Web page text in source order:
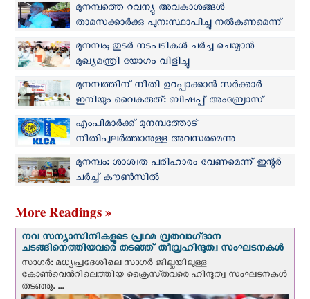
മുനമ്പത്തെ റവന്യു അവകാശങ്ങൾ
താമസക്കാർക്കു പുനഃസ്ഥാപിച്ചു നൽകണമെന്ന്
കോട്ടയം അതിരൂപത
മുനമ്പം; തുടർ നടപടികൾ ചർച്ച ചെയ്യാൻ
മുഖ്യമന്ത്രി യോഗം വിളിച്ചു
മുനമ്പത്തിന് നീതി ഉറപ്പാക്കാന്‍ സര്‍ക്കാര്‍
ഇനിയും വൈകരുത്: ബിഷപ്പ് അംബ്രോസ്
പുത്തൻവീട്ടിൽ
എംപിമാർക്ക് മുനമ്പത്തോട്
നീതിപുലർത്താനുള്ള അവസരമെന്നു
കെഎൽസിഎ
മുനമ്പം: ശാശ്വത പരിഹാരം വേണമെന്ന് ഇന്റർ
ചർച്ച് കൗൺസിൽ
More Readings »
നവ സന്യാസിനികളുടെ പ്രഥമ വ്രതവാഗ്‌ദാന
ചടങ്ങിനെത്തിയവരെ തടഞ്ഞ് തീവ്രഹിന്ദുത്വ സംഘടനകള്‍
സാഗർ: മധ്യപ്രദേശിലെ സാഗർ ജില്ലയിലുള്ള
കോൺവെന്‍റിലെത്തിയ ക്രൈസ്‌തവരെ ഹിന്ദുത്വ സംഘടനകൾ
തടഞ്ഞു. ...